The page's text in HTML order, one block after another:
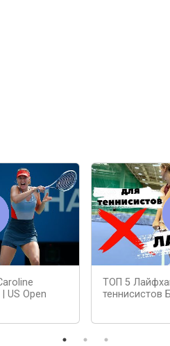
US Open
ТОП 5
теннисистов